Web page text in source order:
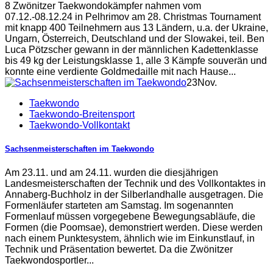
8 Zwönitzer Taekwondokämpfer nahmen vom
07.12.-08.12.24 in Pelhrimov am 28. Christmas Tournament
mit knapp 400 Teilnehmern aus 13 Ländern, u.a. der Ukraine,
Ungarn, Österreich, Deutschland und der Slowakei, teil. Ben
Luca Pötzscher gewann in der männlichen Kadettenklasse
bis 49 kg der Leistungsklasse 1, alle 3 Kämpfe souverän und
konnte eine verdiente Goldmedaille mit nach Hause...
23Nov.
Taekwondo
Taekwondo-Breitensport
Taekwondo-Vollkontakt
Sachsenmeisterschaften im Taekwondo
Am 23.11. und am 24.11. wurden die diesjährigen
Landesmeisterschaften der Technik und des Vollkontaktes in
Annaberg-Buchholz in der Silberlandhalle ausgetragen. Die
Formenläufer starteten am Samstag. Im sogenannten
Formenlauf müssen vorgegebene Bewegungsabläufe, die
Formen (die Poomsae), demonstriert werden. Diese werden
nach einem Punktesystem, ähnlich wie im Einkunstlauf, in
Technik und Präsentation bewertet. Da die Zwönitzer
Taekwondosportler...